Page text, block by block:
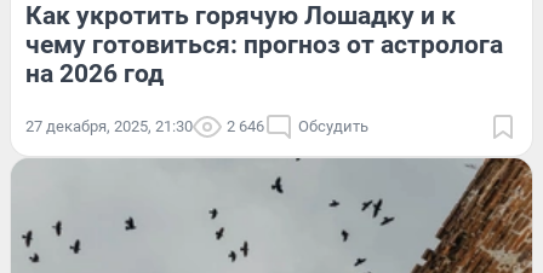
Как укротить горячую Лошадку и к
чему готовиться: прогноз от астролога
на 2026 год
27 декабря, 2025, 21:30 2 646 Обсудить